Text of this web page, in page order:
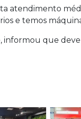
atendimento
e temos
informou que